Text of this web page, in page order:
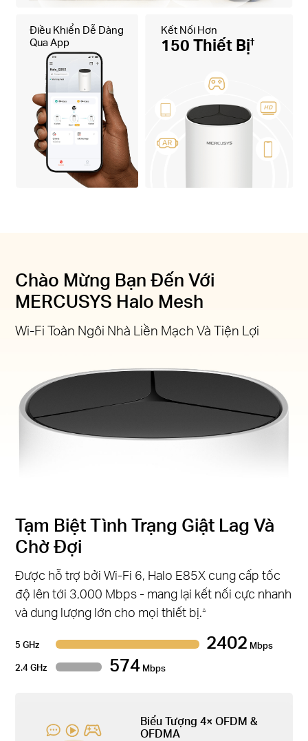
Điều Khiển Dễ Dàng
Qua App
Kết Nối Hơn
150 Thiết Bị†
Chào Mừng Bạn Đến Với
MERCUSYS Halo Mesh
Wi-Fi Toàn Ngôi Nhà Liền Mạch Và Tiện Lợi
Tạm Biệt Tình Trạng Giật Lag Và
Chờ Đợi
Được hỗ trợ bởi Wi-Fi 6, Halo E85X cung cấp tốc
độ lên tới 3,000 Mbps - mang lại kết nối cực nhanh
và dung lượng lớn cho mọi thiết bị.△
5 GHz 2402 Mbps
2.4 GHz
574Mbps
Biểu Tượng 4× OFDM &
OFDMA